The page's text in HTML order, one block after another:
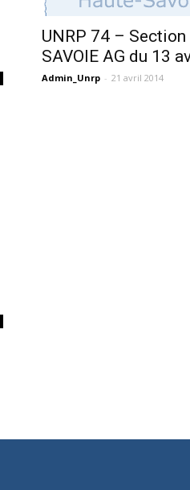
UNRP 74 – Section
SAVOIE AG du 13
Admin_Unrp - 21 avril 2014